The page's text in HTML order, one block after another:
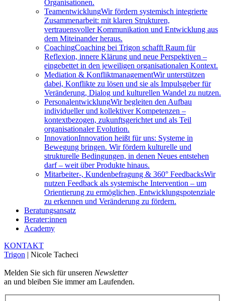
Organisationen.
TeamentwicklungWir fördern systemisch integrierte
Zusammenarbeit: mit klaren Strukturen,
vertrauensvoller Kommunikation und Entwicklung aus
dem Miteinander heraus.
CoachingCoaching bei Trigon schafft Raum für
Reflexion, innere Klärung und neue Perspektiven –
eingebettet in den jeweiligen organisationalen Kontext.
Mediation & KonfliktmanagementWir unterstützen
dabei, Konflikte zu lösen und sie als Impulsgeber für
Veränderung, Dialog und kulturellen Wandel zu nutzen.
PersonalentwicklungWir begleiten den Aufbau
individueller und kollektiver Kompetenzen –
kontextbezogen, zukunftsgerichtet und als Teil
organisationaler Evolution.
InnovationInnovation heißt für uns: Systeme in
Bewegung bringen. Wir fördern kulturelle und
strukturelle Bedingungen, in denen Neues entstehen
darf – weit über Produkte hinaus.
Mitarbeiter-, Kundenbefragung & 360° FeedbacksWir
nutzen Feedback als systemische Intervention – um
Orientierung zu ermöglichen, Entwicklungspotenziale
zu erkennen und Veränderung zu fördern.
Beratungsansatz
Berater:innen
Academy
KONTAKT
Trigon | Nicole Tacheci
Melden Sie sich für unseren Newsletter
an und bleiben Sie immer am Laufenden.